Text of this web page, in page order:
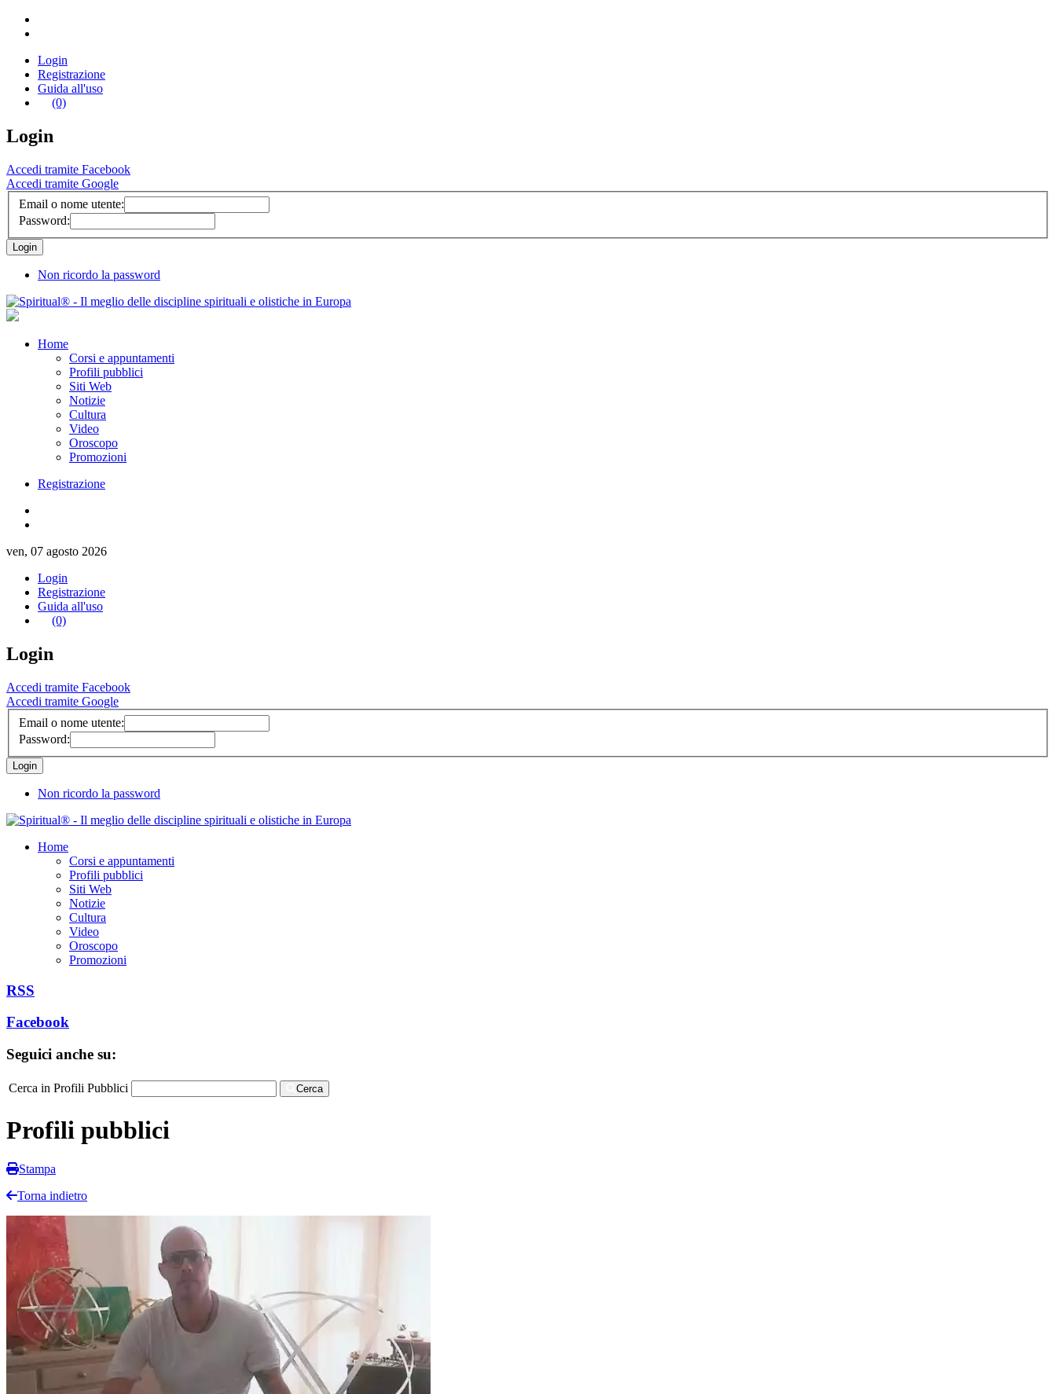
Login
Registrazione
Guida all'uso
(0)
Login
Accedi tramite Facebook
Accedi tramite Google
Email o nome utente:
Password:
Non ricordo la password
Home
Corsi e appuntamenti
Profili pubblici
Siti Web
Notizie
Cultura
Video
Oroscopo
Promozioni
Registrazione
ven, 07 agosto 2026
Login
Registrazione
Guida all'uso
(0)
Login
Accedi tramite Facebook
Accedi tramite Google
Email o nome utente:
Password:
Non ricordo la password
Home
Corsi e appuntamenti
Profili pubblici
Siti Web
Notizie
Cultura
Video
Oroscopo
Promozioni
RSS
Facebook
Seguici anche su:
Cerca in Profili Pubblici Cerca
Profili pubblici
Stampa
Torna indietro